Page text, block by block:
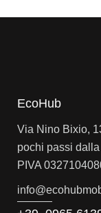
EcoHub
Via Nino Bixio,
pochi passi
PIVA
info@e